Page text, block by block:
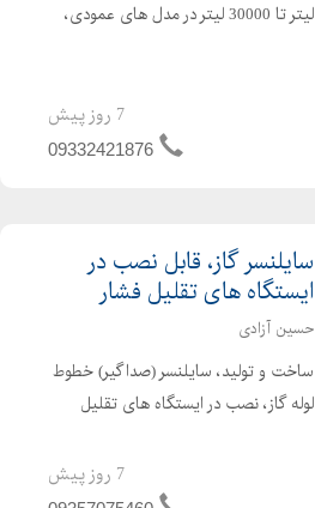
لیتر تا 30000 لیتر در مدل های عمودی،
فود گرید مناسب آب شرب مقاوم در برابر
7 روز پیش
09332421876
سایلنسر گاز، قابل نصب در
ایستگاه های تقلیل فشار
حسین آزادی
ساخت و تولید، سایلنسر (صداگیر) خطوط
لوله گاز، نصب در ایستگاه های تقلیل
کردن نویز ریدکشن و توبرو لنت ( سایلنسر
گاز، قابل نصب در ایستگاه های تقلیل
7 روز پیش